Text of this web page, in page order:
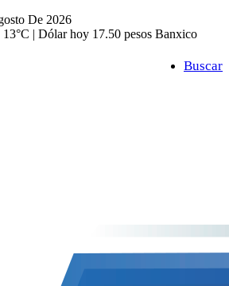
De 2026
| Dólar hoy 17.50 pesos Banxico
Buscar